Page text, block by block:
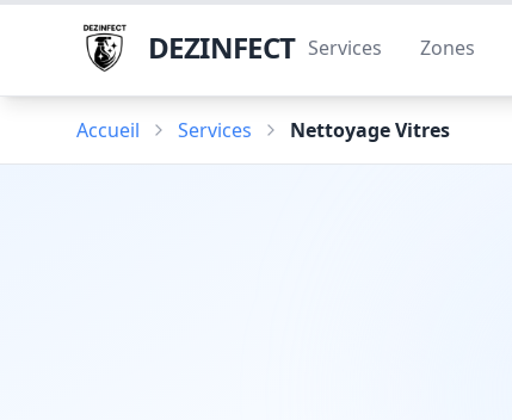
DEZINFECT Services Zones
Accueil Services Nettoyage Vitres